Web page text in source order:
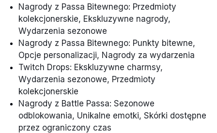
Nagrody z Passa Bitewnego: Przedmioty
kolekcjonerskie, Ekskluzywne nagrody,
Wydarzenia sezonowe
Nagrody z Passa Bitewnego: Punkty bitewne,
Opcje personalizacji, Nagrody za wydarzenia
Twitch Drops: Ekskluzywne charmsy,
Wydarzenia sezonowe, Przedmioty
kolekcjonerskie
Nagrody z Battle Passa: Sezonowe
odblokowania, Unikalne emotki, Skórki dostępne
przez ograniczony czas